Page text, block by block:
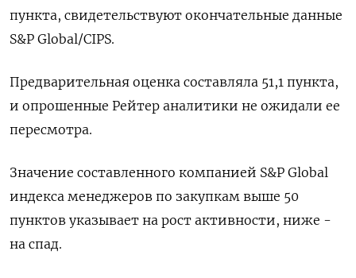
пункта, свидетельствуют окончательные данные
S&P Global/CIPS.
Предварительная оценка составляла 51,1 пункта,
и опрошенные Рейтер аналитики не ожидали ее
пересмотра.
Значение составленного компанией S&P Global
индекса менеджеров по закупкам выше 50
пунктов указывает на рост активности, ниже -
на спад.